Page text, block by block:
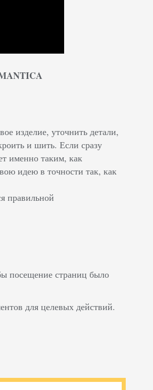
изделие, уточнить детали,
и шить. Если сразу
именно таким, как
идею в точности так, как
правильной
посещение страниц было
для целевых действий.